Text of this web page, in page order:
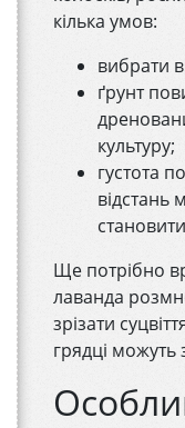
кілька умов:
вибрати
ґрунт
культуру;
густота
відстань
Ще потрібно
лаванда
зрізати
грядці можуть